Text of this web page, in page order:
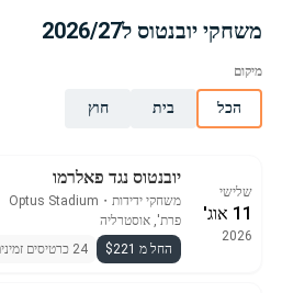
לכם את כל הטרחה ומציעים השוואת
ממוכרים מאומתים מראש שמספקים אחריות של
משחקי יובנטוס ל2026/27
הכל בית חוץ
שלישי
11 אוג'
2026
יובנטוס נגד פאלרמו
משחקי ידידות ・
Optus Stadium
פרת', אוסטרליה
החל מ $221
24 כרטיסים זמינים